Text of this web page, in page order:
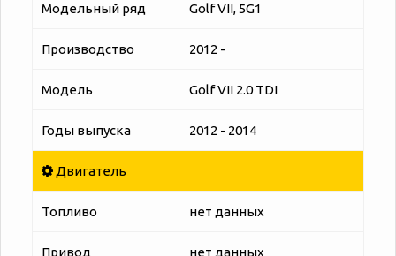
Модельный ряд Golf VII, 5G1
Производство 2012 -
Модель Golf VII 2.0 TDI
Годы выпуска 2012 - 2014
Двигатель
Топливо нет данных
Привод нет данных